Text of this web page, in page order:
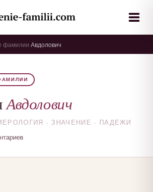
фамилии Авдолович
Авдолович
· ЗНАЧЕНИЕ · ПАДЕЖИ